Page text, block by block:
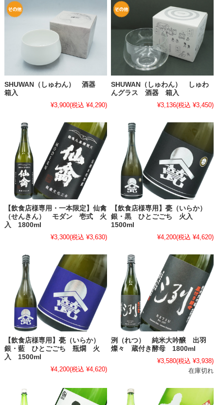
SHUWAN（しゅわん） 酒器
箱入
¥3,900(税込 ¥4,290)
SHUWAN（しゅわん） しゅわ
んグラス 酒器 箱入
¥3,136(税込 ¥3,450)
【飲食店様専用・一本限定】仙禽
（せんきん） モダン 壱式 火
入 1800ml
¥3,300(税込 ¥3,630)
【飲食店様専用】甍（いらか）
銀・黒 ひとごごち 火入
1500ml
¥4,200(税込 ¥4,620)
【飲食店様専用】甍（いらか）
銀・藍 ひとごごち 瓶燗 火
入 1500ml
¥4,200(税込 ¥4,620)
洌（れつ） 純米大吟醸 出羽
燦々 蔵付き酵母 1800ml
¥3,580(税込 ¥3,938)
在庫切れ